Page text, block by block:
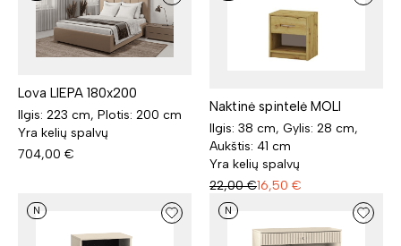
Lova LIEPA 180x200
Ilgis: 223 cm, Plotis: 200 cm
Yra kelių spalvų
704,00 €
Naktinė spintelė MOLI
Ilgis: 38 cm, Gylis: 28 cm,
Aukštis: 41 cm
Yra kelių spalvų
22,00 €16,50 €
N N